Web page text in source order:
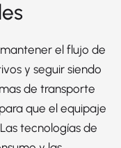
el flujo de
y seguir siendo
de transporte
que el equipaje
tecnologías de